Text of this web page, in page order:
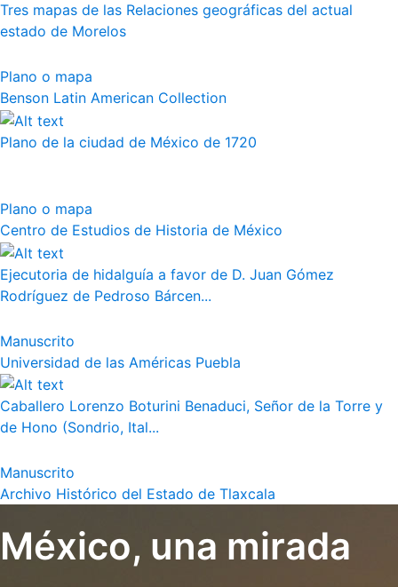
Tres mapas de las Relaciones geográficas del actual
estado de Morelos
Plano o mapa
Benson Latin American Collection
Plano de la ciudad de México de 1720
Plano o mapa
Centro de Estudios de Historia de México
Ejecutoria de hidalguía a favor de D. Juan Gómez
Rodríguez de Pedroso Bárcen...
Manuscrito
Universidad de las Américas Puebla
Caballero Lorenzo Boturini Benaduci, Señor de la Torre y
de Hono (Sondrio, Ital...
Manuscrito
Archivo Histórico del Estado de Tlaxcala
México, una mirada